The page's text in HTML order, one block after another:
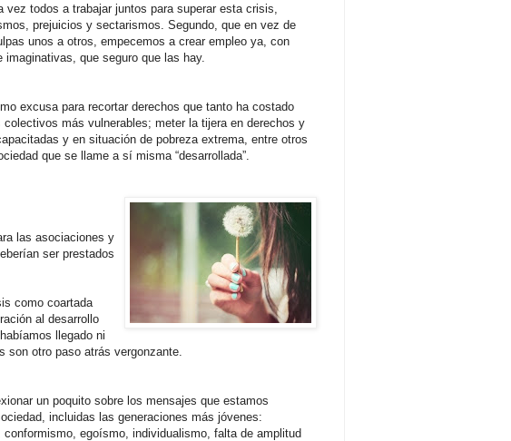
vez todos a trabajar juntos para superar esta crisis,
prejuicios y sectarismos. Segundo, que en vez de
unos a otros, empecemos a crear empleo ya, con
que seguro que las hay.
excusa para recortar derechos que tanto ha costado
más vulnerables; meter la tijera en derechos y
y en situación de pobreza extrema, entre otros
que se llame a sí misma “desarrollada”.
las asociaciones y
ser prestados
como coartada
al desarrollo
llegado ni
son otro paso atrás vergonzante.
un poquito sobre los mensajes que estamos
incluidas las generaciones más jóvenes:
egoísmo, individualismo, falta de amplitud